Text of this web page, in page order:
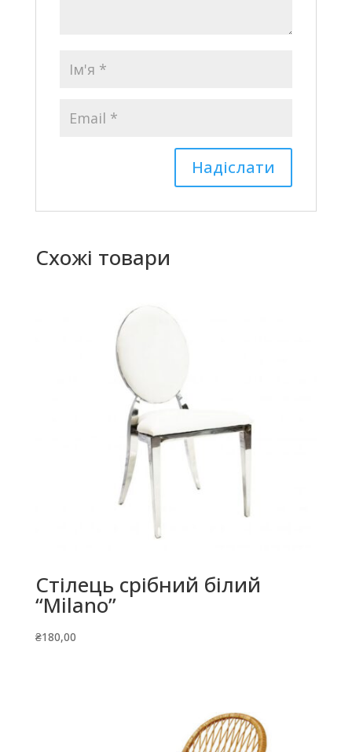
Схожі товари
Стілець срібний білий
“Milano”
₴180,00